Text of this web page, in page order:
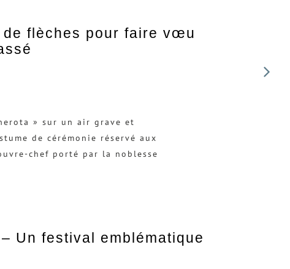
de flèches pour faire vœu
» sur un air grave et
de cérémonie réservé aux
chef porté par la noblesse
– Un festival emblématique